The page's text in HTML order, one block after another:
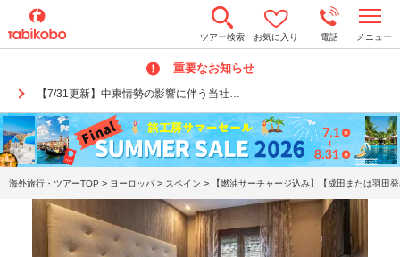
ツアー検索 お気に入り 電話 メニュー
重要なお知らせ
【7/31更新】中東情勢の影響に伴う当社…
o
n
a
v
i
g
a
t
海外旅行・ツアーTOP > ヨーロッパ > スペイン > 【燃油サーチャージ込み】【成田または羽